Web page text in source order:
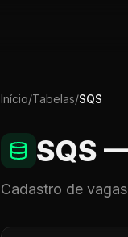
Início/Tabelas/SQS
SQS
Cadastro de vagas